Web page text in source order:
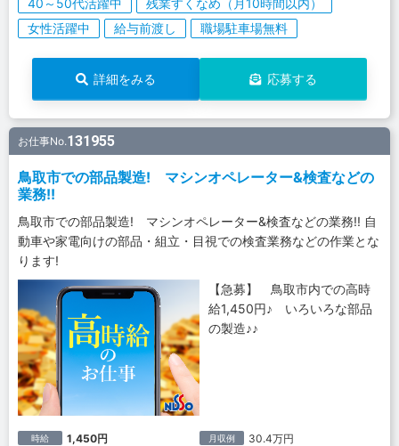
40～50代活躍中
残業すくなめ（月10時間以内）
女性活躍中
給与前渡し 職場駐車場無料
詳細をみる 応募する
お仕事No.131955
鳥取市での部品製造! マシンオペレーター&検査などの
業務!!
鳥取市での部品製造! マシンオペレーター&検査などの業務!! 自
動車や家電向けの部品・組立・目視での検査業務などの作業とな
ります!
【急募】 鳥取市内での高時
給1,450円♪ いろいろな部品
の製造♪♪
時給 1,450円 月収例 30.4万円